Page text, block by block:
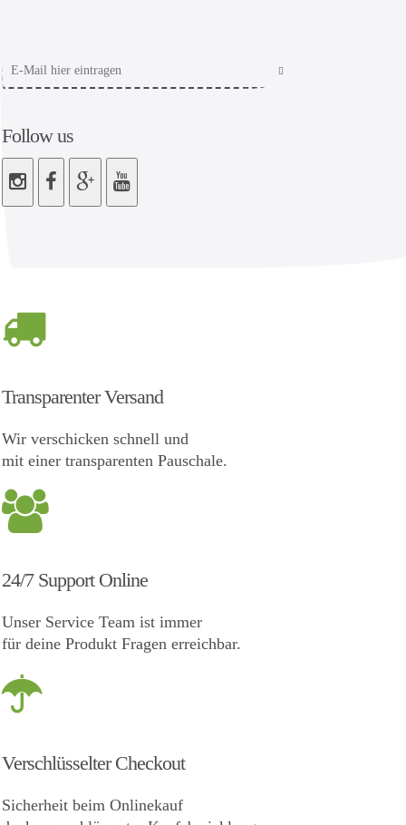
Follow us
Transparenter Versand
Wir verschicken schnell und
mit einer transparenten Pauschale.
24/7 Support Online
Unser Service Team ist immer
für deine Produkt Fragen erreichbar.
Verschlüsselter Checkout
Sicherheit beim Onlinekauf